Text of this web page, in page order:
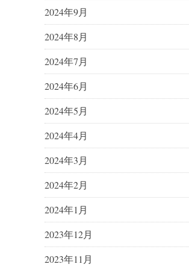
2024年9月
2024年8月
2024年7月
2024年6月
2024年5月
2024年4月
2024年3月
2024年2月
2024年1月
2023年12月
2023年11月